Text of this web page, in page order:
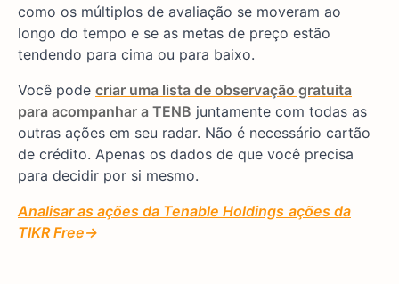
como os múltiplos de avaliação se moveram ao
longo do tempo e se as metas de preço estão
tendendo para cima ou para baixo.
Você pode criar uma lista de observação gratuita
para acompanhar a TENB juntamente com todas as
outras ações em seu radar. Não é necessário cartão
de crédito. Apenas os dados de que você precisa
para decidir por si mesmo.
Analisar as ações da Tenable Holdings ações da
TIKRFree→